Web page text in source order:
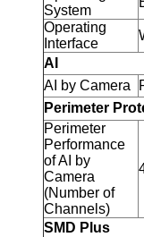
System
Operating
Interface
AI
AI by Camera
Perimeter
Perimeter
Performance
of AI by
Camera
(Number of
Channels)
SMD Plus